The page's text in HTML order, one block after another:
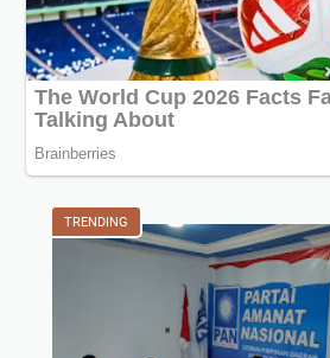
TRENDING